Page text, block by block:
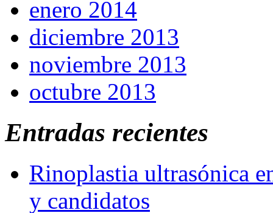
enero 2014
diciembre 2013
noviembre 2013
octubre 2013
Entradas recientes
Rinoplastia ultrasónica
y candidatos